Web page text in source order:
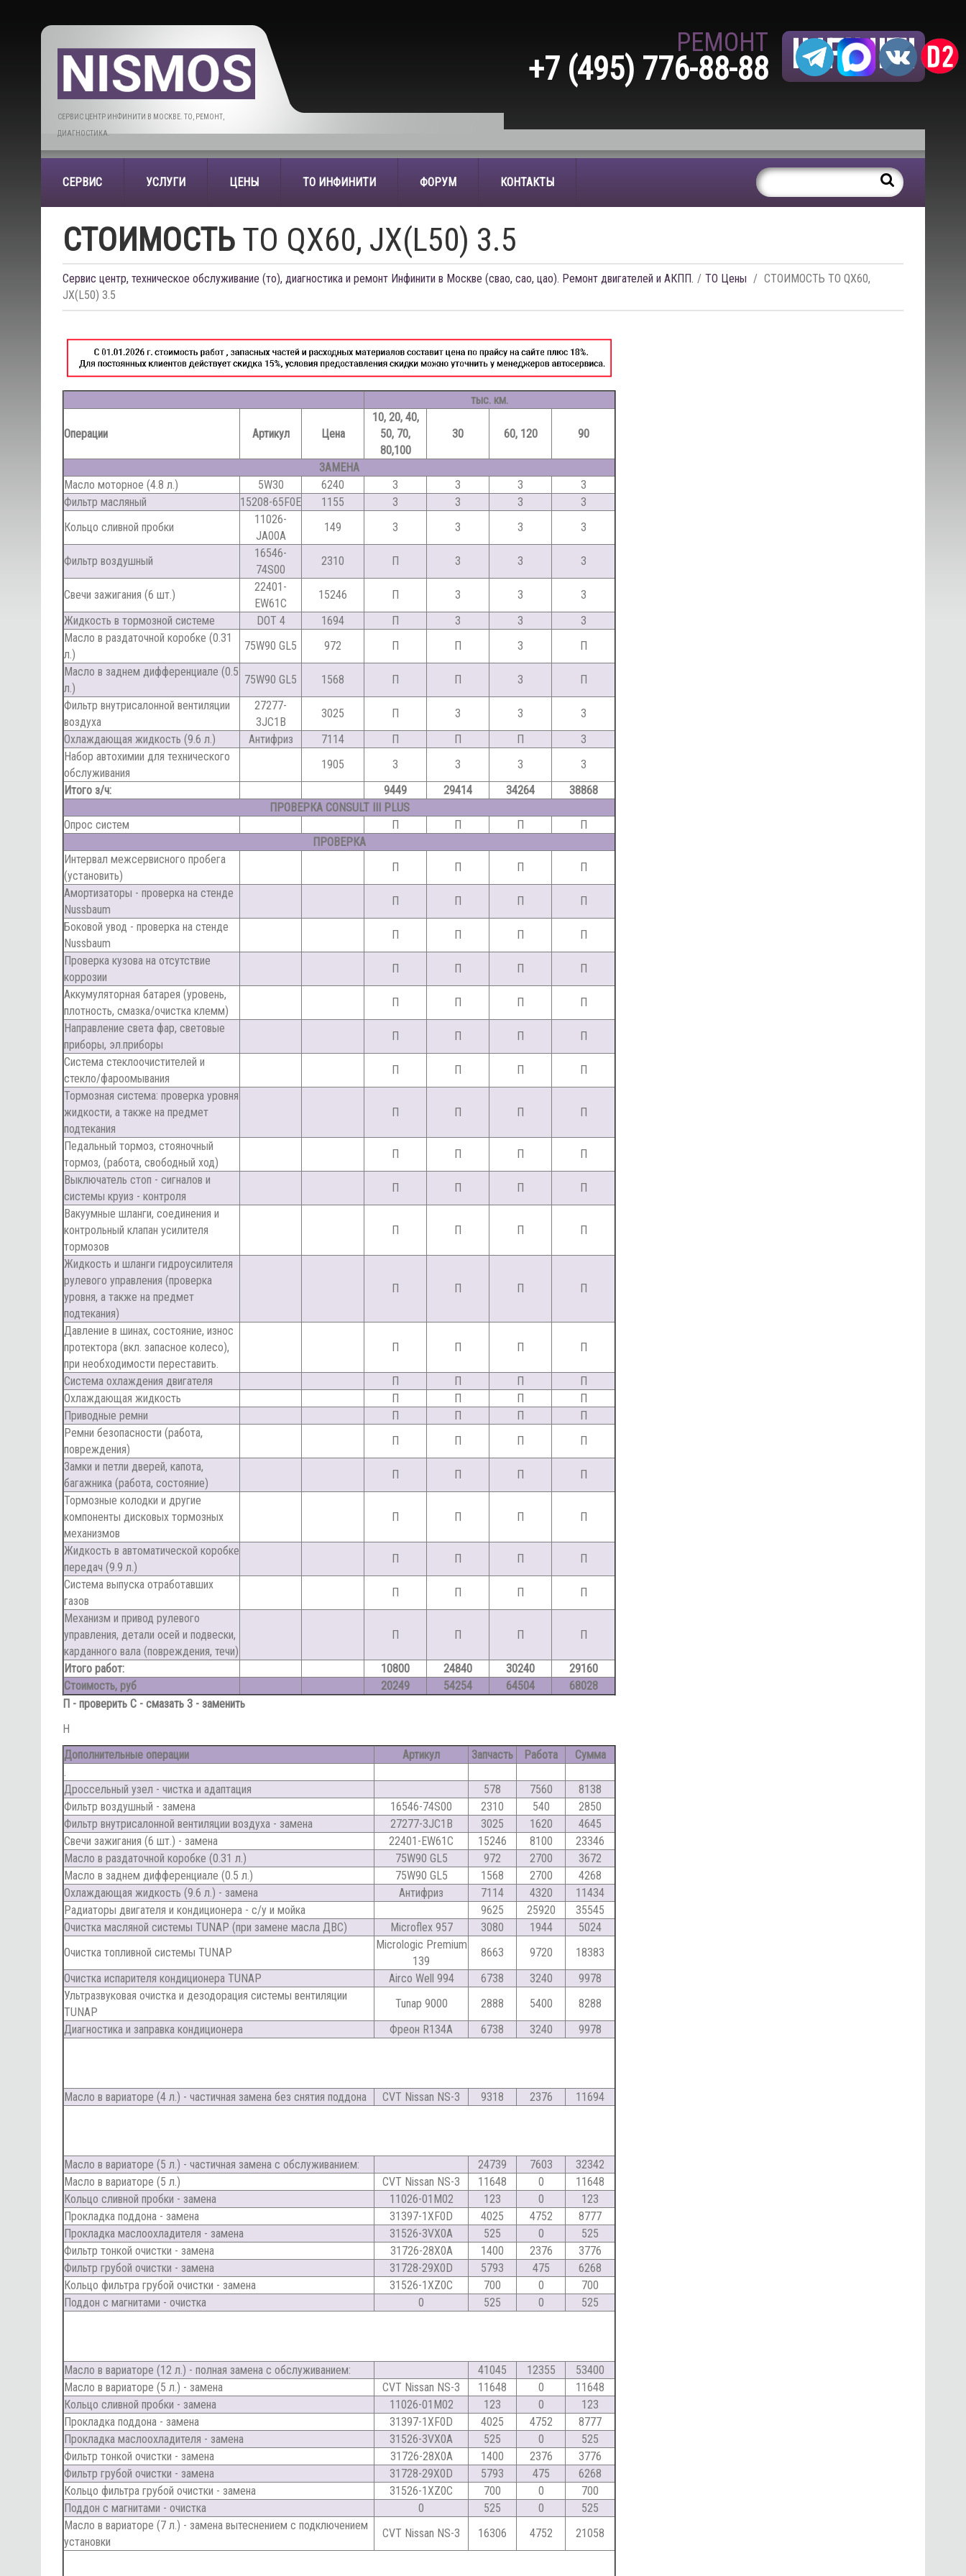
СЕРВИС ЦЕНТР ИНФИНИТИ В МОСКВЕ. ТО, РЕМОНТ,
ДИАГНОСТИКА.
INFINITI
РЕМОНТ
+7 (495) 776-88-88
СЕРВИС УСЛУГИ ЦЕНЫ ТО ИНФИНИТИ ФОРУМ КОНТАКТЫ
СТОИМОСТЬ ТО QX60, JX(L50) 3.5
Сервис центр, техническое обслуживание (то), диагностика и ремонт Инфинити в Москве (свао, сао, цао). Ремонт двигателей и АКПП. ТО Цены
СТОИМОСТЬ ТО QX60,
JX(L50) 3.5
тыс. км.
Операции Артикул Цена
10, 20, 40,
50, 70,
80,100
30 60, 120 90
ЗАМЕНА
Масло моторное (4.8 л.)
5W30 6240 З З З
З
Фильтр масляный
15208-65F0E 1155 З З З
З
Кольцо сливной пробки
11026-
JA00A
149 З З З З
Фильтр воздушный
16546-
74S00
2310 П З З З
Свечи зажигания (6 шт.)
22401-
EW61C
15246 П З З
З
Жидкость в тормозной системе
DOT 4 1694 П З З
З
Масло в раздаточной коробке (0.31
л.)
75W90 GL5 972 П П З
П
Масло в заднем дифференциале (0.5
л.)
75W90 GL5 1568 П П З
П
Фильтр внутрисалонной вентиляции
воздуха
27277-
3JC1B
3025 П З З
З
Охлаждающая жидкость (9.6 л.)
Антифриз 7114 П П П
З
Набор автохимии для технического
обслуживания
1905 З З З
З
Итого з/ч:
9449 29414 34264
38868
ПРОВЕРКА CONSULT III PLUS
Опрос систем
П П П
П
ПРОВЕРКА
Интервал межсервисного пробега
(установить)
П П П
П
Амортизаторы - проверка на стенде
Nussbaum
П П П
П
Боковой увод - проверка на стенде
Nussbaum
П П П
П
Проверка кузова на отсутствие
коррозии
П П П
П
Аккумуляторная батарея (уровень,
плотность, смазка/очистка клемм)
П П П
П
Направление света фар, световые
приборы, эл.приборы
П П П
П
Система стеклоочистителей и
стекло/фароомывания
П П П
П
Тормозная система: проверка уровня
жидкости, а также на предмет
подтекания
П П П П
Педальный тормоз, стояночный
тормоз, (работа, свободный ход)
П П П
П
Выключатель стоп - сигналов и
системы круиз - контроля
П П П
П
Вакуумные шланги, соединения и
контрольный клапан усилителя
тормозов
П П П П
Жидкость и шланги гидроусилителя
рулевого управления (проверка
уровня, а также на предмет
подтекания)
П П П П
Давление в шинах, состояние, износ
протектора (вкл. запасное колесо),
при необходимости переставить.
П П П П
Система охлаждения двигателя П П П
П
Охлаждающая жидкость
П П П
П
Приводные ремни
П П П
П
Ремни безопасности (работа,
повреждения)
П П П
П
Замки и петли дверей, капота,
багажника (работа, состояние)
П П П
П
Тормозные колодки и другие
компоненты дисковых тормозных
механизмов
П П П П
Жидкость в автоматической коробке
передач (9.9 л.)
П П П
П
Система выпуска отработавших
газов
П П П
П
Механизм и привод рулевого
управления, детали осей и подвески,
карданного вала (повреждения, течи)
П П П П
Итого работ: 10800 24840 30240
29160
Стоимость, руб
20249 54254 64504
68028
П - проверить С - смазать З - заменить
Н
Дополнительные операции
Артикул Запчасть Работа
Сумма
.
Дроссельный узел - чистка и адаптация
578 7560
8138
Фильтр воздушный - замена
16546-74S00 2310 540
2850
Фильтр внутрисалонной вентиляции воздуха - замена
27277-3JC1B 3025 1620
4645
Свечи зажигания (6 шт.) - замена
22401-EW61C 15246 8100
23346
Масло в раздаточной коробке (0.31 л.)
75W90 GL5 972 2700
3672
Масло в заднем дифференциале (0.5 л.)
75W90 GL5 1568 2700
4268
Охлаждающая жидкость (9.6 л.) - замена
Антифриз 7114 4320
11434
Радиаторы двигателя и кондиционера - с/у и мойка
9625 25920
35545
Очистка масляной системы TUNAP (при замене масла ДВС)
Microflex 957 3080 1944
5024
Очистка топливной системы TUNAP
Micrologic Premium
139
8663 9720
18383
Очистка испарителя кондиционера TUNAP
Airco Well 994 6738 3240
9978
Ультразвуковая очистка и дезодорация системы вентиляции
TUNAP
Tunap 9000 2888 5400
8288
Диагностика и заправка кондиционера
Фреон R134A 6738 3240 9978
Масло в вариаторе (4 л.) - частичная замена без снятия поддона CVT Nissan NS-3 9318 2376 11694
Масло в вариаторе (5 л.) - частичная замена с обслуживанием: 24739 7603
32342
Масло в вариаторе (5 л.)
CVT Nissan NS-3 11648 0
11648
Кольцо сливной пробки - замена
11026-01M02 123 0
123
Прокладка поддона - замена
31397-1XF0D 4025 4752
8777
Прокладка маслоохладителя - замена
31526-3VX0A 525 0
525
Фильтр тонкой очистки - замена
31726-28X0A 1400 2376
3776
Фильтр грубой очистки - замена
31728-29X0D 5793 475
6268
Кольцо фильтра грубой очистки - замена
31526-1XZ0C 700 0
700
Поддон с магнитами - очистка
0 525 0 525
Масло в вариаторе (12 л.) - полная замена с обслуживанием: 41045 12355
53400
Масло в вариаторе (5 л.) - замена
CVT Nissan NS-3 11648 0
11648
Кольцо сливной пробки - замена
11026-01M02 123 0
123
Прокладка поддона - замена
31397-1XF0D 4025 4752
8777
Прокладка маслоохладителя - замена
31526-3VX0A 525 0
525
Фильтр тонкой очистки - замена
31726-28X0A 1400 2376
3776
Фильтр грубой очистки - замена
31728-29X0D 5793 475
6268
Кольцо фильтра грубой очистки - замена
31526-1XZ0C 700 0
700
Поддон с магнитами - очистка
0 525 0
525
Масло в вариаторе (7 л.) - замена вытеснением с подключением
установки
CVT Nissan NS-3 16306 4752 21058